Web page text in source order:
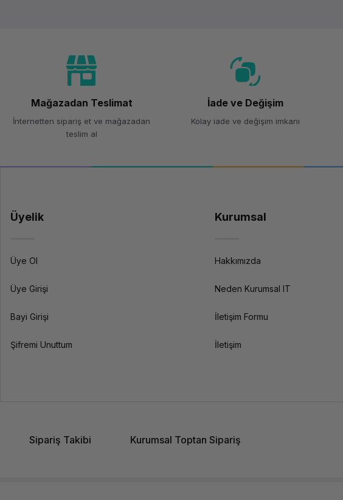
Mağazadan Teslimat
İnternetten sipariş et ve mağazadan
teslim al
İade ve Değişim
Kolay iade ve değişim imkanı
Üyelik
Üye Ol
Üye Girişi
Bayi Girişi
Şifremi Unuttum
Kurumsal
Hakkımızda
Neden Kurumsal IT
İletişim Formu
İletişim
Sipariş Takibi Kurumsal Toptan Sipariş